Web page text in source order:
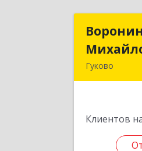
Гуково
Клиентов